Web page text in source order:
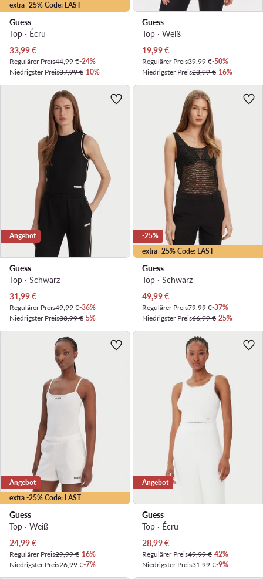
extra -25% Code: LAST
Guess
Top · Écru
Aktueller Preis
33,99€
Regulärer Preis44,99 €-24%
Niedrigster Preis37,99 €-10%
Guess
Top · Weiß
Aktueller Preis
19,99€
Regulärer Preis39,99 €-50%
Niedrigster Preis23,99 €-16%
Angebot
Guess
Top · Schwarz
Aktueller Preis
31,99€
Regulärer Preis49,99 €-36%
Niedrigster Preis33,99 €-5%
extra -25% Code: LAST
-25%
Guess
Top · Schwarz
Aktueller Preis
49,99€
Regulärer Preis79,99 €-37%
Niedrigster Preis66,99 €-25%
extra -25% Code: LAST
Angebot
Guess
Top · Weiß
Aktueller Preis
24,99€
Regulärer Preis29,99 €-16%
Niedrigster Preis26,99 €-7%
Angebot
Guess
Top · Écru
Aktueller Preis
28,99€
Regulärer Preis49,99 €-42%
Niedrigster Preis31,99 €-9%